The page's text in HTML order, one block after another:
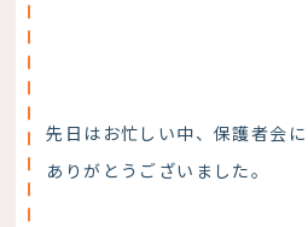
先日はお忙しい中、保護者会
ありがとうございました。